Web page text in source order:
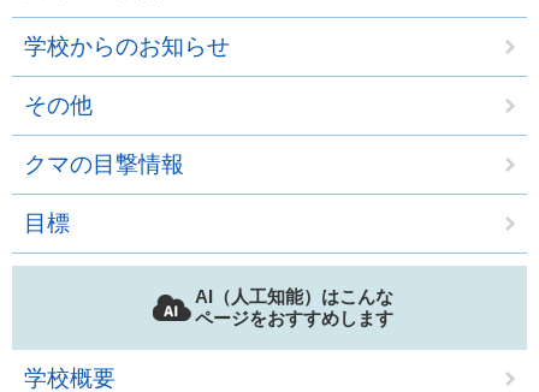
学校からのお知らせ
その他
クマの目撃情報
目標
AI（人工知能）はこんな
ページをおすすめします
学校概要